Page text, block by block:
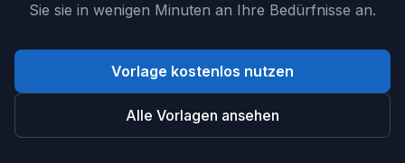
Sie sie in wenigen Minuten an Ihre Bedürfnisse an.
Vorlage kostenlos nutzen
Alle Vorlagen ansehen